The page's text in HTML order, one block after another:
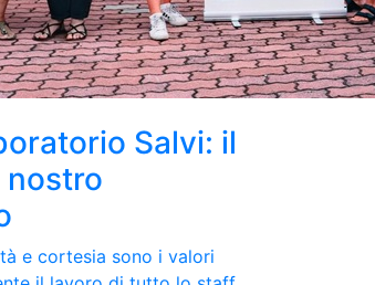
Salvi: il
nostro
e cortesia sono i valori